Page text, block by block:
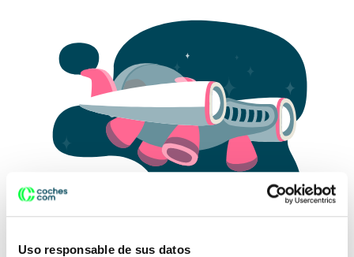
Uso responsable de sus datos